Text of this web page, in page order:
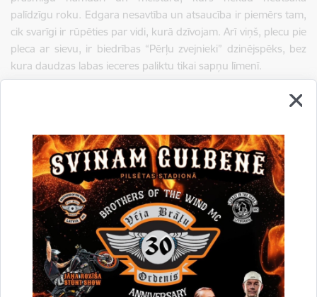
palīdzīgu roku. Edgara nesavtība un atsaucība ir piemērs tam,
cik svarīgi ir rūpēties par vidi, kurā dzīvojam. Arī viņš, plecu pie
pleca ar sievu, ir biedrības “Pērļu zvejnieki” dzinējspēks, bez
kura daudzas labas ieceres paliktu tikai sapņu līmenī.
neatlaidība ir apbrīnas vērta – apvienot mācības sporta klasē
ar regulāriem treniņiem un spēlēm 1. līgas futbola klubā “FK
Sigulda” prasa lielu disciplīnu un mērķtiecību. Viņa ir
apliecinājums tam, ka ar vecāku atbalstu var sasniegt augstas
virsotnes.
Edvards Eiduks
ir Tirzas pamatskolas 5. klases skolēns. Viņš
ir zēns, kuram visvairāk patīk darīt lietas praktiski. Edvards ar
interesi iesaistās dažādos darbos, īpaši tad, ja var kaut ko